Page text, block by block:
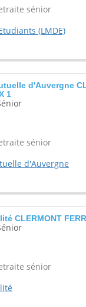
sénior
(LMDE)
d'Auvergne
1
sénior
d'Auvergne
CLERMONT
sénior